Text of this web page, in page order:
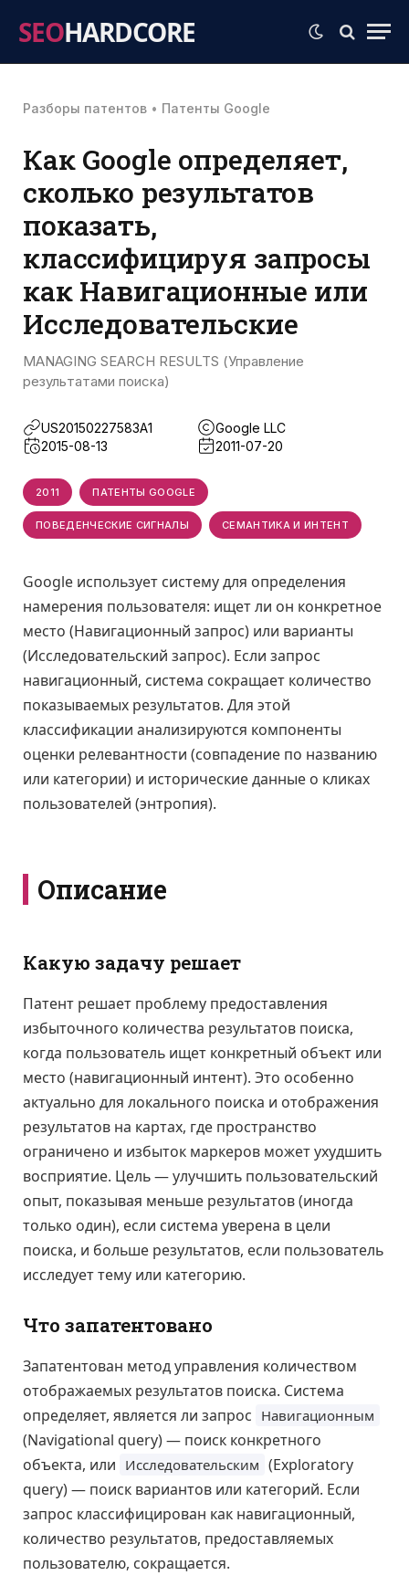
SEOHARDCORE
Разборы патентов • Патенты Google
Как Google определяет,
сколько результатов
показать,
классифицируя запросы
как Навигационные или
Исследовательские
MANAGING SEARCH RESULTS (Управление
результатами поиска)
US20150227583A1
Google LLC
2015-08-13
2011-07-20
2011 ПАТЕНТЫ GOOGLE
ПОВЕДЕНЧЕСКИЕ СИГНАЛЫ СЕМАНТИКА И ИНТЕНТ
Google использует систему для определения
намерения пользователя: ищет ли он конкретное
место (Навигационный запрос) или варианты
(Исследовательский запрос). Если запрос
навигационный, система сокращает количество
показываемых результатов. Для этой
классификации анализируются компоненты
оценки релевантности (совпадение по названию
или категории) и исторические данные о кликах
пользователей (энтропия).
Описание
Какую задачу решает
Патент решает проблему предоставления
избыточного количества результатов поиска,
когда пользователь ищет конкретный объект или
место (навигационный интент). Это особенно
актуально для локального поиска и отображения
результатов на картах, где пространство
ограничено и избыток маркеров может ухудшить
восприятие. Цель — улучшить пользовательский
опыт, показывая меньше результатов (иногда
только один), если система уверена в цели
поиска, и больше результатов, если пользователь
исследует тему или категорию.
Что запатентовано
Запатентован метод управления количеством
отображаемых результатов поиска. Система
определяет, является ли запрос Навигационным
(Navigational query) — поиск конкретного
объекта, или Исследовательским (Exploratory
query) — поиск вариантов или категорий. Если
запрос классифицирован как навигационный,
количество результатов, предоставляемых
пользователю, сокращается.